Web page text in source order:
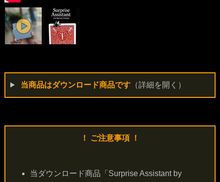
当商品はダウンロード商品です（詳細を開く）
！ ご注意事項 ！
当ダウンロード商品「Surprise Assistant by